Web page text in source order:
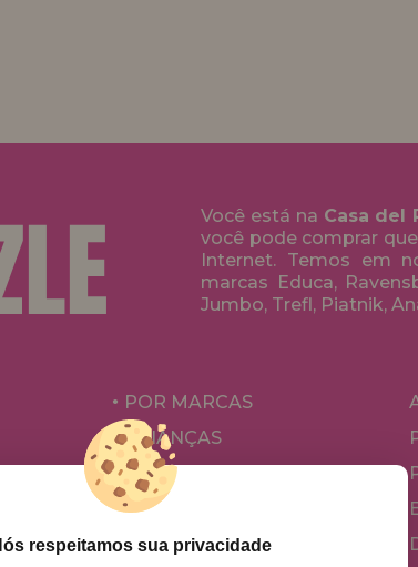
Você está na Casa del
você pode comprar
Internet. Temos em
marcas Educa,
Jumbo, Trefl, Piatnik,
POR MARCAS
CRIANÇAS
PARA ADULTOS
POR AUTORES
ACESSÓRIOS
respeitamos sua privacidade